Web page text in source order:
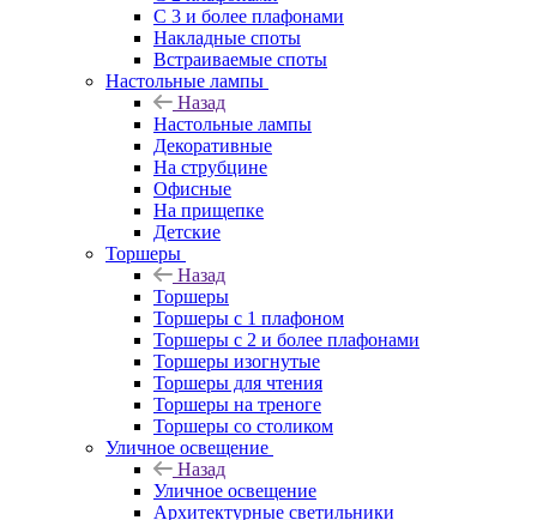
С 3 и более плафонами
Накладные споты
Встраиваемые споты
Настольные лампы
Назад
Настольные лампы
Декоративные
На струбцине
Офисные
На прищепке
Детские
Торшеры
Назад
Торшеры
Торшеры с 1 плафоном
Торшеры с 2 и более плафонами
Торшеры изогнутые
Торшеры для чтения
Торшеры на треноге
Торшеры со столиком
Уличное освещение
Назад
Уличное освещение
Архитектурные светильники